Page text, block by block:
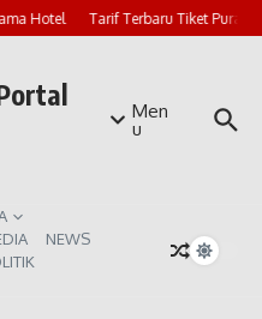
Hotel Tarif Terbaru Tiket Pura
Men
u
NEWS